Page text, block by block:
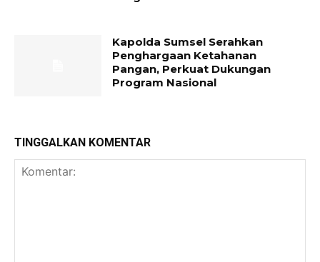
Kapolda Sumsel Serahkan
Penghargaan Ketahanan
Pangan, Perkuat Dukungan
Program Nasional
TINGGALKAN KOMENTAR